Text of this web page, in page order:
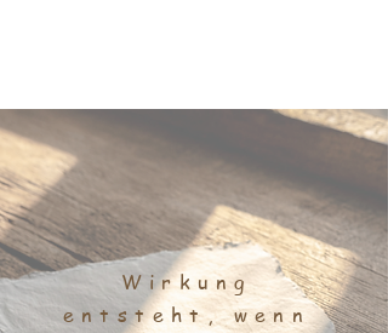
Wirkung
entsteht, wenn